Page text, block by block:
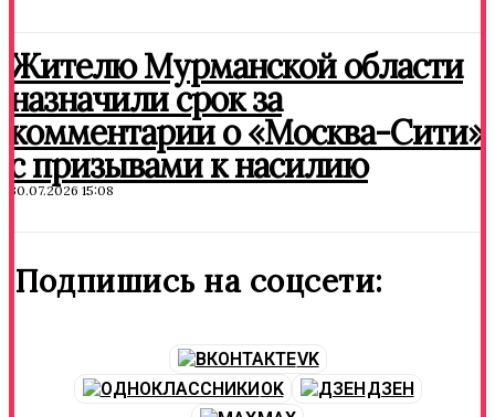
Жителю Мурманской области
назначили срок за
комментарии о «Москва-Сити»
с призывами к насилию
30.07.2026 15:08
Подпишись на соцсети:
VK
OK
ДЗЕН